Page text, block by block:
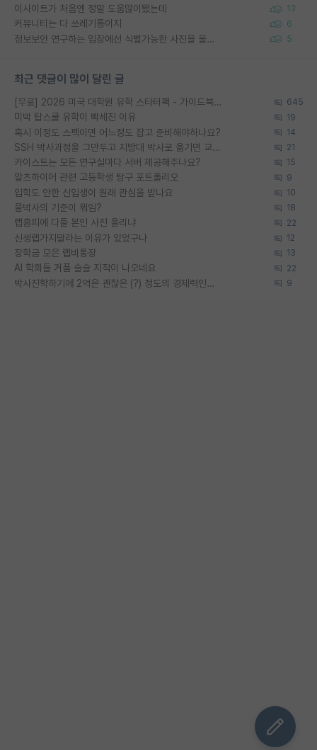
이사이트가 처음엔 정말 도움많이됐는데 13
커뮤니티는 다 쓰레기통이지 6
정보보안 연구하는 입장에선 식별가능한 사진을 올리는건 비추이긴함 5
최근 댓글이 많이 달린 글
[무료] 2026 미국 대학원 유학 스타터팩 - 가이드북 & 합격자 컨택메일 템플릿 645
미박 탑스쿨 유학이 빡세진 이유 19
혹시 이정도 스펙이면 어느정도 잡고 준비해야하나요? 14
SSH 박사과정을 그만두고 지방대 박사로 옮기면 교수의 꿈은 끝일까요? 21
카이스트는 모든 연구실마다 서버 제공해주나요? 15
알츠하이머 관련 고등학생 탐구 포트폴리오 9
입학도 안한 신입생이 원래 관심을 받나요 10
물박사의 기준이 뭐임? 18
랩홈피에 다들 본인 사진 올리냐 22
신생랩가지말라는 이유가 있었구나 12
장학금 모은 랩비통장 13
AI 학회들 거품 슬슬 지적이 나오네요 22
박사진학하기에 2억은 괜찮은 (?) 정도의 경제력인가요 9